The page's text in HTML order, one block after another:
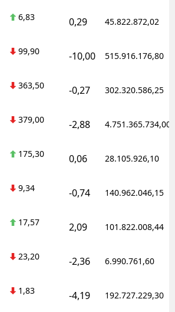
6,83 0,29 45.822.872,02
99,90 -10,00 515.916.176,80
363,50 -0,27 302.320.586,25
379,00 -2,88 4.751.365.734,00
175,30 0,06 28.105.926,10
9,34 -0,74 140.962.046,15
17,57 2,09 101.822.008,44
23,20 -2,36 6.990.761,60
1,83 -4,19 192.727.229,30